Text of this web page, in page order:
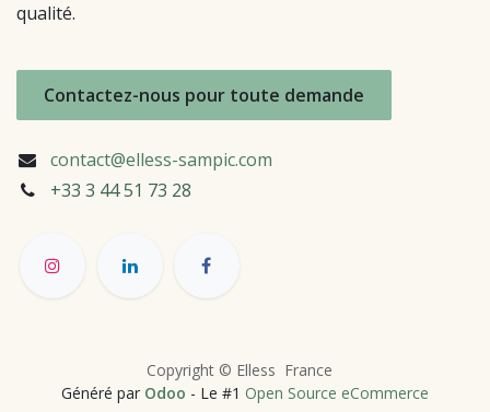
qualité.
Contactez-nous pour toute demande
contact@elless-sampic.com
+33 3 44 51 73 28
Copyright © Elless France
Généré par Odoo - Le #1 Open Source eCommerce